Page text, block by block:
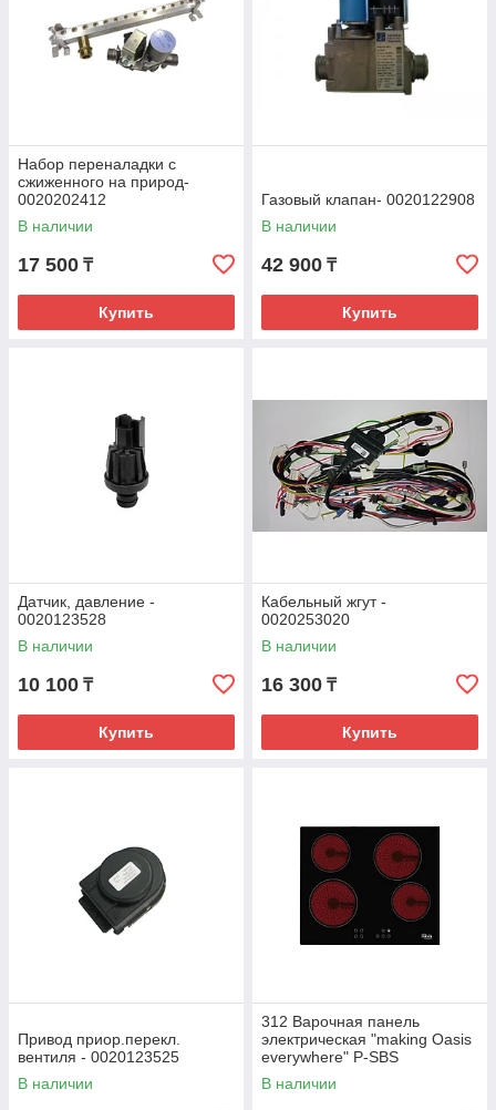
Набор переналадки с
сжиженного на природ-
0020202412
В наличии
17 500 ₸
Купить
Газовый клапан- 0020122908
В наличии
42 900 ₸
Купить
Датчик, давление -
0020123528
В наличии
10 100 ₸
Купить
Кабельный жгут -
0020253020
В наличии
16 300 ₸
Купить
Привод приор.перекл.
вентиля - 0020123525
В наличии
312 Варочная панель
электрическая "making Oasis
everywhere" P-SBS
В наличии